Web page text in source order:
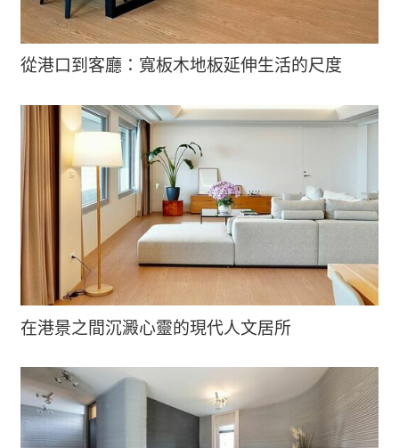
從港口到客廳：寬板木地板延伸生活的尺度
在港景之間沉澱心靈的現代人文居所